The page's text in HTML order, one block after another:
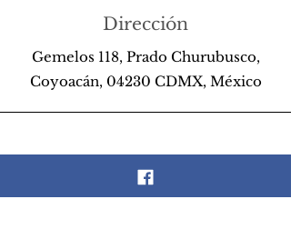
Dirección
Gemelos 118, Prado Churubusco,
Coyoacán, 04230 CDMX, México
Teléfono
55 26 89 13 14